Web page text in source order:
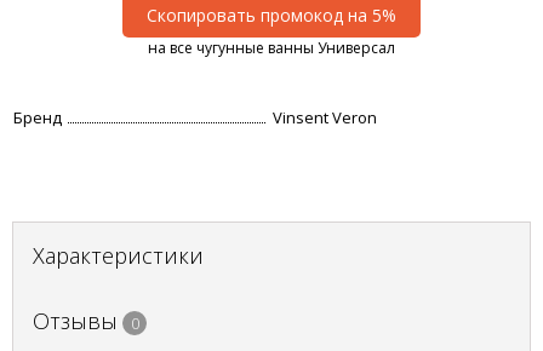
Скопировать промокод на 5%
на все чугунные ванны Универсал
Бренд Vinsent Veron
Характеристики
Отзывы 0